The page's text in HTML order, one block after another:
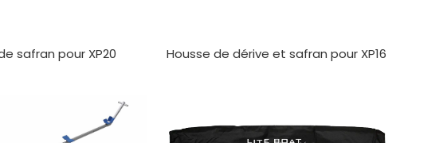
safran pour XP20 Housse de dérive et safran pour XP16